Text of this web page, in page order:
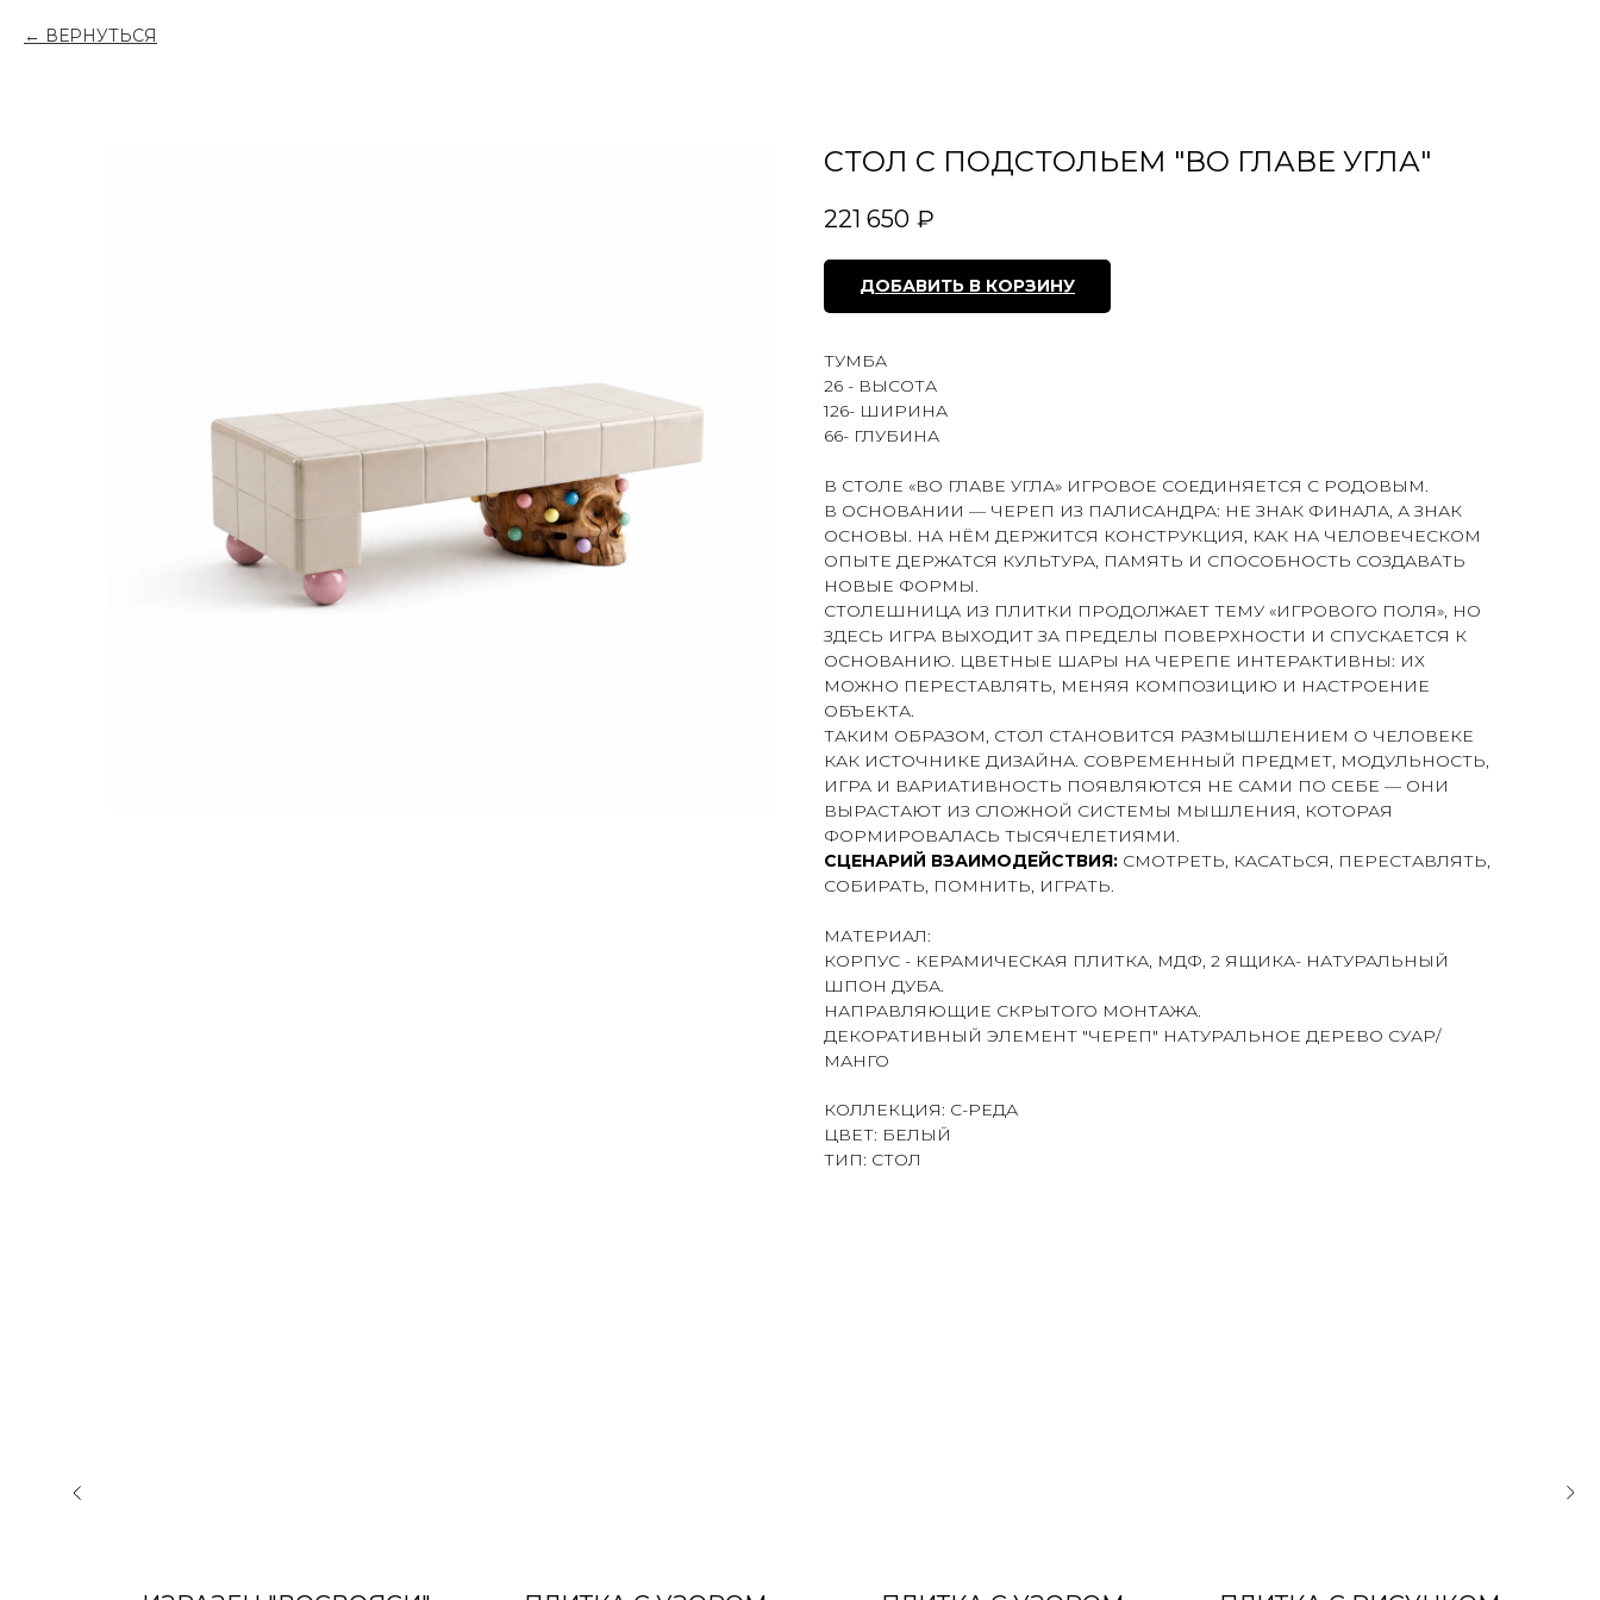
ВЕРНУТЬСЯ
СТОЛ С ПОДСТОЛЬЕМ "ВО ГЛАВЕ УГЛА"
221 650 ₽
ДОБАВИТЬ В КОРЗИНУ
ТУМБА
26 - ВЫСОТА
126- ШИРИНА
66- ГЛУБИНА
В СТОЛЕ «ВО ГЛАВЕ УГЛА» ИГРОВОЕ СОЕДИНЯЕТСЯ С РОДОВЫМ.
В ОСНОВАНИИ — ЧЕРЕП ИЗ ПАЛИСАНДРА: НЕ ЗНАК ФИНАЛА, А ЗНАК
ОСНОВЫ. НА НЁМ ДЕРЖИТСЯ КОНСТРУКЦИЯ, КАК НА ЧЕЛОВЕЧЕСКОМ
ОПЫТЕ ДЕРЖАТСЯ КУЛЬТУРА, ПАМЯТЬ И СПОСОБНОСТЬ СОЗДАВАТЬ
НОВЫЕ ФОРМЫ.
СТОЛЕШНИЦА ИЗ ПЛИТКИ ПРОДОЛЖАЕТ ТЕМУ «ИГРОВОГО ПОЛЯ», НО
ЗДЕСЬ ИГРА ВЫХОДИТ ЗА ПРЕДЕЛЫ ПОВЕРХНОСТИ И СПУСКАЕТСЯ К
ОСНОВАНИЮ. ЦВЕТНЫЕ ШАРЫ НА ЧЕРЕПЕ ИНТЕРАКТИВНЫ: ИХ
МОЖНО ПЕРЕСТАВЛЯТЬ, МЕНЯЯ КОМПОЗИЦИЮ И НАСТРОЕНИЕ
ОБЪЕКТА.
ТАКИМ ОБРАЗОМ, СТОЛ СТАНОВИТСЯ РАЗМЫШЛЕНИЕМ О ЧЕЛОВЕКЕ
КАК ИСТОЧНИКЕ ДИЗАЙНА. СОВРЕМЕННЫЙ ПРЕДМЕТ, МОДУЛЬНОСТЬ,
ИГРА И ВАРИАТИВНОСТЬ ПОЯВЛЯЮТСЯ НЕ САМИ ПО СЕБЕ — ОНИ
ВЫРАСТАЮТ ИЗ СЛОЖНОЙ СИСТЕМЫ МЫШЛЕНИЯ, КОТОРАЯ
ФОРМИРОВАЛАСЬ ТЫСЯЧЕЛЕТИЯМИ.
СЦЕНАРИЙ ВЗАИМОДЕЙСТВИЯ: СМОТРЕТЬ, КАСАТЬСЯ, ПЕРЕСТАВЛЯТЬ,
СОБИРАТЬ, ПОМНИТЬ, ИГРАТЬ.
МАТЕРИАЛ:
КОРПУС - КЕРАМИЧЕСКАЯ ПЛИТКА, МДФ, 2 ЯЩИКА- НАТУРАЛЬНЫЙ
ШПОН ДУБА.
НАПРАВЛЯЮЩИЕ СКРЫТОГО МОНТАЖА.
ДЕКОРАТИВНЫЙ ЭЛЕМЕНТ "ЧЕРЕП" НАТУРАЛЬНОЕ ДЕРЕВО СУАР/
МАНГО
КОЛЛЕКЦИЯ: С-РЕДА
ЦВЕТ: БЕЛЫЙ
ТИП: СТОЛ